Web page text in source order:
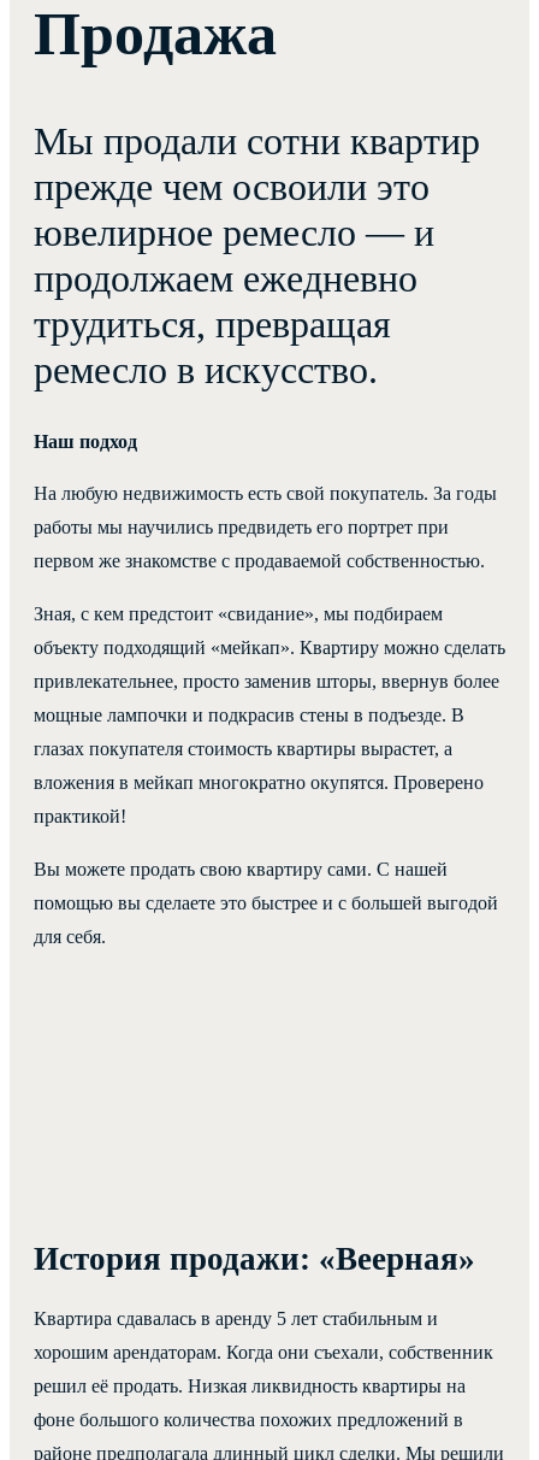
Продажа
Мы продали сотни квартир
прежде чем освоили это
ювелирное ремесло — и
продолжаем ежедневно
трудиться, превращая
ремесло в искусство.
Наш подход
На любую недвижимость есть свой покупатель. За годы
работы мы научились предвидеть его портрет при
первом же знакомстве с продаваемой собственностью.
Зная, с кем предстоит «свидание», мы подбираем
объекту подходящий «мейкап». Квартиру можно сделать
привлекательнее, просто заменив шторы, ввернув более
мощные лампочки и подкрасив стены в подъезде. В
глазах покупателя стоимость квартиры вырастет, а
вложения в мейкап многократно окупятся. Проверено
практикой!
Вы можете продать свою квартиру сами. С нашей
помощью вы сделаете это быстрее и с большей выгодой
для себя.
История продажи: «Веерная»
Квартира сдавалась в аренду 5 лет стабильным и
хорошим арендаторам. Когда они съехали, собственник
решил её продать. Низкая ликвидность квартиры на
фоне большого количества похожих предложений в
районе предполагала длинный цикл сделки. Мы решили